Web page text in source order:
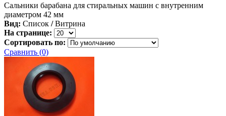
Cальники барабана для стиральных машин с внутренним
диаметром 42 мм
Вид: Список / Витрина
На странице:
Сортировать по:
Сравнить (0)